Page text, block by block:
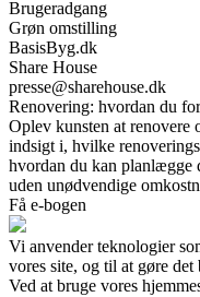
Brugeradgang
Grøn omstilling
BasisByg.dk
Share House
presse@sharehouse.dk
Renovering: hvordan du
Oplev kunsten at renovere
indsigt i, hvilke
hvordan du kan planlægge
uden unødvendige
Få e-bogen
Vi anvender teknologier
vores site, og til at gøre det
Ved at bruge vores